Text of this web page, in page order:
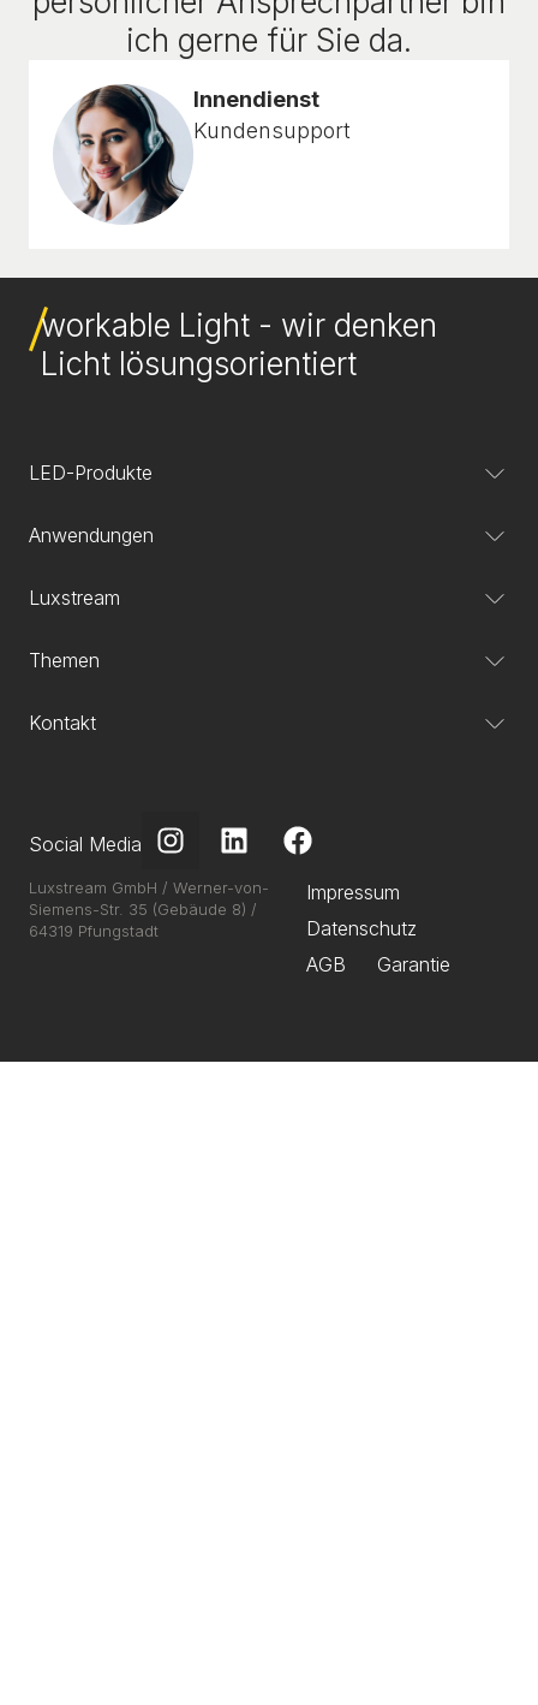
ich gerne für Sie da.
Innendienst
Kundensupport
workable Light - wir denken
Licht lösungsorientiert
LED-Produkte
Anwendungen
Luxstream
Themen
Kontakt
Social Media
Luxstream GmbH / Werner-von-
Siemens-Str. 35 (Gebäude 8) /
64319 Pfungstadt
Impressum
Datenschutz
AGB
Garantie